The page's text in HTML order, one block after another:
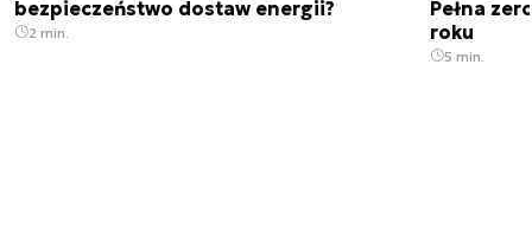
bezpieczeństwo dostaw energii?
2 min.
Pełna
roku
5 min.